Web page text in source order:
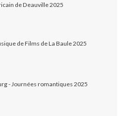
de Deauville 2025
de Films de La Baule 2025
- Journées romantiques 2025